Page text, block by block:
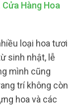
Cửa Hàng Hoa
loại hoa tươi
sinh nhật, lễ
mình cũng
trí không còn
hoa và các